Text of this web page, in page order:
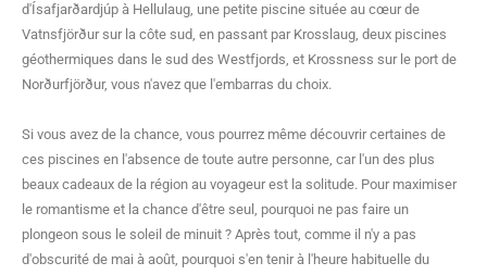
d'Ísafjarðardjúp à Hellulaug, une petite piscine située au cœur de
Vatnsfjörður sur la côte sud, en passant par Krosslaug, deux piscines
géothermiques dans le sud des Westfjords, et Krossness sur le port de
Norðurfjörður, vous n'avez que l'embarras du choix.
Si vous avez de la chance, vous pourrez même découvrir certaines de
ces piscines en l'absence de toute autre personne, car l'un des plus
beaux cadeaux de la région au voyageur est la solitude. Pour maximiser
le romantisme et la chance d'être seul, pourquoi ne pas faire un
plongeon sous le soleil de minuit ? Après tout, comme il n'y a pas
d'obscurité de mai à août, pourquoi s'en tenir à l'heure habituelle du